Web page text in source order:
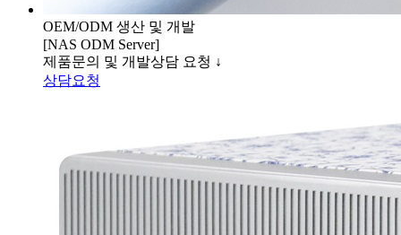
OEM/ODM 생산 및 개발
[NAS ODM Server]
제품문의 및 개발상담 요청 ↓
상담요청